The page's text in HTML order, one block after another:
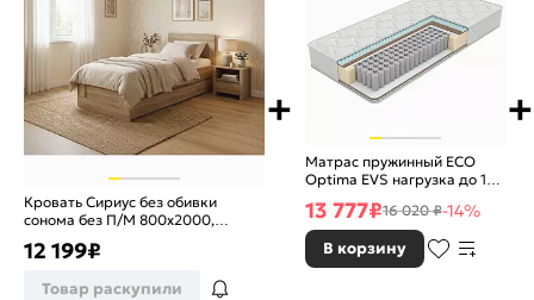
Кровать Сириус без обивки
сонома без П/М 800x2000,
изголовье жесткое
12 199₽
Товар раскупили
Матрас пружинный ECO
Optima EVS нагрузка до 130
13 777₽16 020 ₽-14%
В корзину